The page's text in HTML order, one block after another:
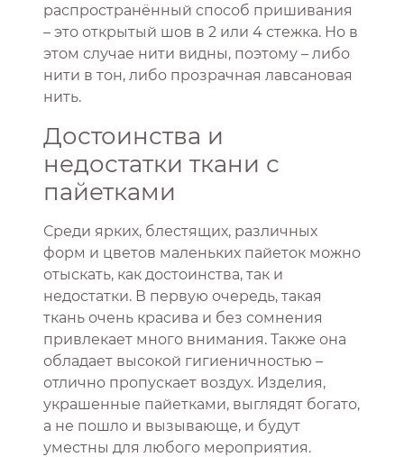
распространённый способ пришивания
– это открытый шов в 2 или 4 стежка. Но в
этом случае нити видны, поэтому – либо
нити в тон, либо прозрачная лавсановая
нить.
Достоинства и
недостатки ткани с
пайетками
Среди ярких, блестящих, различных
форм и цветов маленьких пайеток можно
отыскать, как достоинства, так и
недостатки. В первую очередь, такая
ткань очень красива и без сомнения
привлекает много внимания. Также она
обладает высокой гигиеничностью –
отлично пропускает воздух. Изделия,
украшенные пайетками, выглядят богато,
а не пошло и вызывающе, и будут
уместны для любого мероприятия.